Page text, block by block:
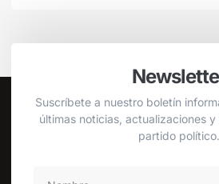
Suscríbete a nuestro boletín
últimas noticias, actualizaciones
partido político.